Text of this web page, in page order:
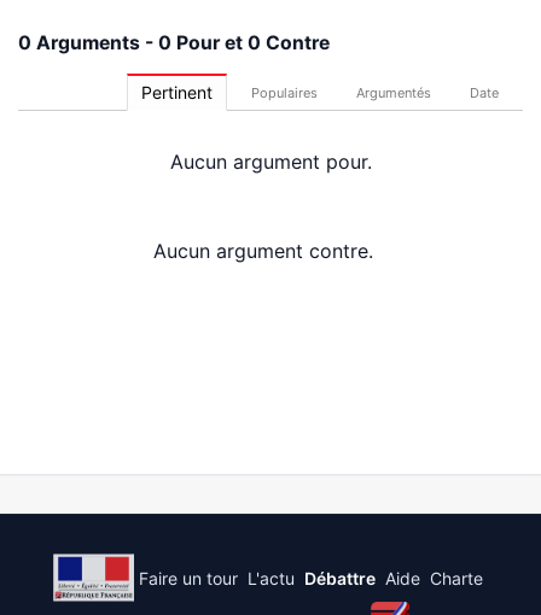
0 Arguments - 0 Pour et 0 Contre
Pertinent Populaires Argumentés Date
Aucun argument pour.
Aucun argument contre.
Faire un tour L'actu Débattre Aide Charte